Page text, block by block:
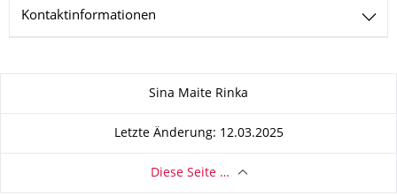
Kontaktinformationen
Sina Maite Rinka
Letzte Änderung: 12.03.2025
Diese Seite …